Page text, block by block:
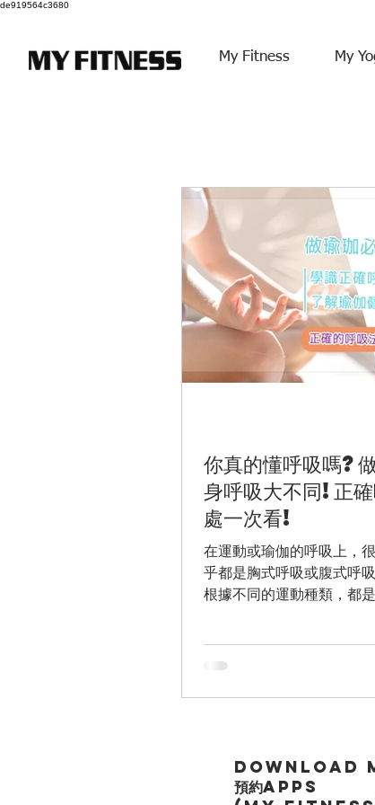
de919564c3680
My Fitness My
你真的懂呼吸嗎?做
身呼吸大不同!正確
處一次看!
在運動或瑜伽的呼吸上，很
乎都是胸式呼吸或腹式呼吸
根據不同的運動種類，都是
兩吸一呼、鼻吸口呼、口
Download
預約APPS